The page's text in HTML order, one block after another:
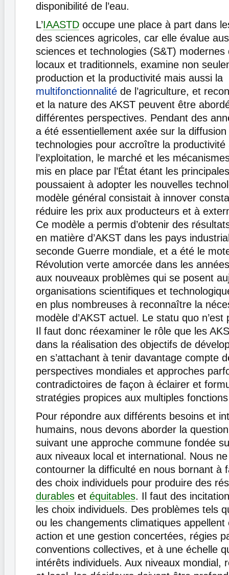
disponibilité de l’eau.
L’IAASTD occupe une place à part dans
des sciences agricoles, car elle évalue
sciences et technologies (S&T) modernes
locaux et traditionnels, examine non
production et la productivité mais aussi la
multifonctionnalité de l’agriculture, et
et la nature des AKST peuvent être
différentes perspectives. Pendant des
a été essentiellement axée sur la diffusion
technologies pour accroître la productivité
l’exploitation, le marché et les
mis en place par l’État étant les
poussaient à adopter les nouvelles
modèle général consistait à innover
réduire les prix aux producteurs et à
Ce modèle a permis d’obtenir des
en matière d’AKST dans les pays
seconde Guerre mondiale, et a été le
Révolution verte amorcée dans les
aux nouveaux problèmes qui se posent
organisations scientifiques et
en plus nombreuses à reconnaître la
modèle d’AKST actuel. Le statu quo
Il faut donc réexaminer le rôle que les
dans la réalisation des objectifs de
en s’attachant à tenir davantage compte
perspectives mondiales et approches
contradictoires de façon à éclairer et
stratégies propices aux multiples
Pour répondre aux différents besoins et
humains, nous devons aborder la
suivant une approche commune fondée
aux niveaux local et international. Nous
contourner la difficulté en nous bornant à
des choix individuels pour produire des
durables et équitables. Il faut des
les choix individuels. Des problèmes tels
ou les changements climatiques appellent
action et une gestion concertées, régies
conventions collectives, et à une échelle
intérêts individuels. Aux niveaux mondial,